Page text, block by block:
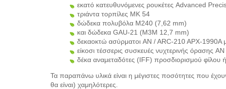
εκατό κατευθυνόμενες ρουκέτες Advanced
τριάντα τορπίλες MK 54
δώδεκα πολυβόλα M240 (7,62 mm)
και δώδεκα GAU-21 (Μ3Μ 12,7 mm)
δεκαοκτώ ασύρματοι AN / ARC-210 APX-1990A
είκοσι τέσσερις συσκευές νυχτερινής όρασης
δέκα αναμεταδότες (IFF) προσδιορισμού φίλου
Τα παραπάνω υλικά είναι η μέγιστες ποσότητες που
θα είναι) χαμηλότερες.